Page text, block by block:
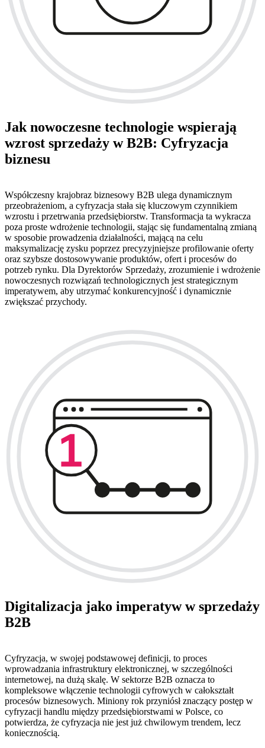
Jak nowoczesne technologie wspierają
wzrost sprzedaży w B2B: Cyfryzacja
biznesu
Współczesny krajobraz biznesowy B2B ulega dynamicznym
przeobrażeniom, a cyfryzacja stała się kluczowym czynnikiem
wzrostu i przetrwania przedsiębiorstw. Transformacja ta wykracza
poza proste wdrożenie technologii, stając się fundamentalną zmianą
w sposobie prowadzenia działalności, mającą na celu
maksymalizację zysku poprzez precyzyjniejsze profilowanie oferty
oraz szybsze dostosowywanie produktów, ofert i procesów do
potrzeb rynku. Dla Dyrektorów Sprzedaży, zrozumienie i wdrożenie
nowoczesnych rozwiązań technologicznych jest strategicznym
imperatywem, aby utrzymać konkurencyjność i dynamicznie
zwiększać przychody.
Digitalizacja jako imperatyw w sprzedaży
B2B
Cyfryzacja, w swojej podstawowej definicji, to proces
wprowadzania infrastruktury elektronicznej, w szczególności
internetowej, na dużą skalę. W sektorze B2B oznacza to
kompleksowe włączenie technologii cyfrowych w całokształt
procesów biznesowych. Miniony rok przyniósł znaczący postęp w
cyfryzacji handlu między przedsiębiorstwami w Polsce, co
potwierdza, że cyfryzacja nie jest już chwilowym trendem, lecz
koniecznością.